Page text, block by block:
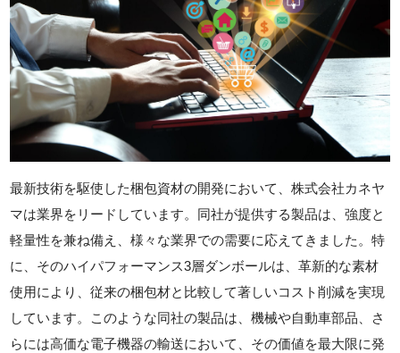
最新技術を駆使した梱包資材の開発において、株式会社カネヤ
マは業界をリードしています。同社が提供する製品は、強度と
軽量性を兼ね備え、様々な業界での需要に応えてきました。特
に、そのハイパフォーマンス3層ダンボールは、革新的な素材
使用により、従来の梱包材と比較して著しいコスト削減を実現
しています。このような同社の製品は、機械や自動車部品、さ
らには高価な電子機器の輸送において、その価値を最大限に発